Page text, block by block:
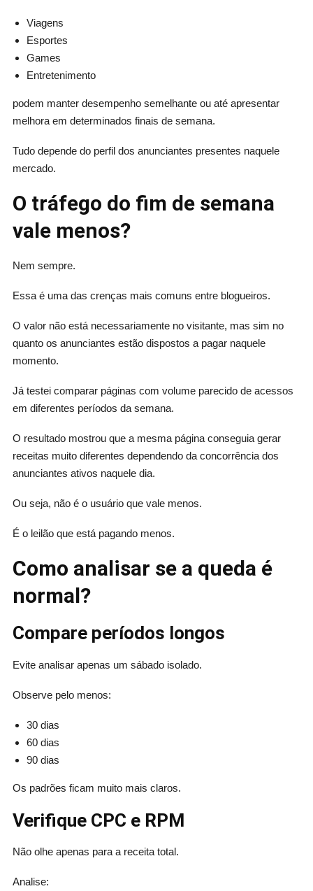
Viagens
Esportes
Games
Entretenimento
podem manter desempenho semelhante ou até apresentar
melhora em determinados finais de semana.
Tudo depende do perfil dos anunciantes presentes naquele
mercado.
O tráfego do fim de semana
vale menos?
Nem sempre.
Essa é uma das crenças mais comuns entre blogueiros.
O valor não está necessariamente no visitante, mas sim no
quanto os anunciantes estão dispostos a pagar naquele
momento.
Já testei comparar páginas com volume parecido de acessos
em diferentes períodos da semana.
O resultado mostrou que a mesma página conseguia gerar
receitas muito diferentes dependendo da concorrência dos
anunciantes ativos naquele dia.
Ou seja, não é o usuário que vale menos.
É o leilão que está pagando menos.
Como analisar se a queda é
normal?
Compare períodos longos
Evite analisar apenas um sábado isolado.
Observe pelo menos:
30 dias
60 dias
90 dias
Os padrões ficam muito mais claros.
Verifique CPC e RPM
Não olhe apenas para a receita total.
Analise: